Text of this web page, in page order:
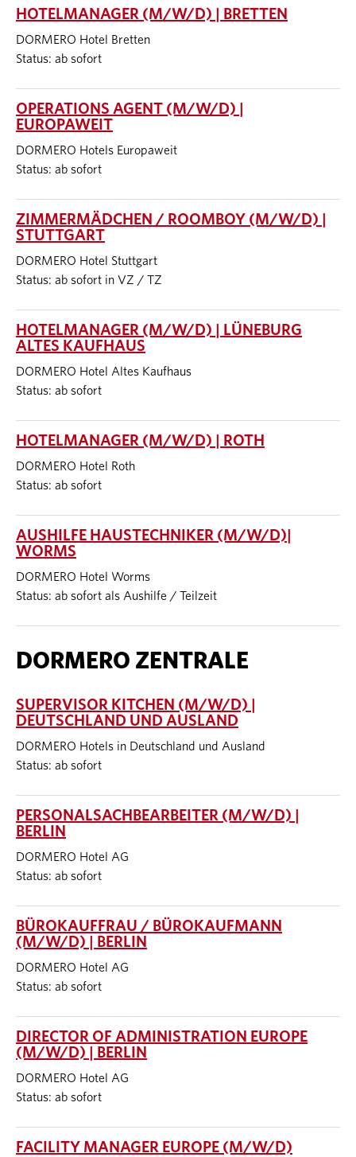
HOTELMANAGER (M/W/D) | BRETTEN
DORMERO Hotel Bretten
Status: ab sofort
OPERATIONS AGENT (M/W/D) |
EUROPAWEIT
DORMERO Hotels Europaweit
Status: ab sofort
ZIMMERMÄDCHEN / ROOMBOY (M/W/D) |
STUTTGART
DORMERO Hotel Stuttgart
Status: ab sofort in VZ / TZ
HOTELMANAGER (M/W/D) | LÜNEBURG
ALTES KAUFHAUS
DORMERO Hotel Altes Kaufhaus
Status: ab sofort
HOTELMANAGER (M/W/D) | ROTH
DORMERO Hotel Roth
Status: ab sofort
AUSHILFE HAUSTECHNIKER (M/W/D)|
WORMS
DORMERO Hotel Worms
Status: ab sofort als Aushilfe / Teilzeit
DORMERO ZENTRALE
SUPERVISOR KITCHEN (M/W/D) |
DEUTSCHLAND UND AUSLAND
DORMERO Hotels in Deutschland und Ausland
Status: ab sofort
PERSONALSACHBEARBEITER (M/W/D) |
BERLIN
DORMERO Hotel AG
Status: ab sofort
BÜROKAUFFRAU / BÜROKAUFMANN
(M/W/D) | BERLIN
DORMERO Hotel AG
Status: ab sofort
DIRECTOR OF ADMINISTRATION EUROPE
(M/W/D) | BERLIN
DORMERO Hotel AG
Status: ab sofort
FACILITY MANAGER EUROPE (M/W/D)